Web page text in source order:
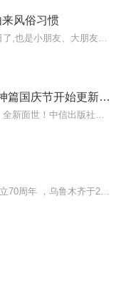
风俗习惯
小猪屏蓬十二生肖神8 羊神篇国庆节开始更新啦！